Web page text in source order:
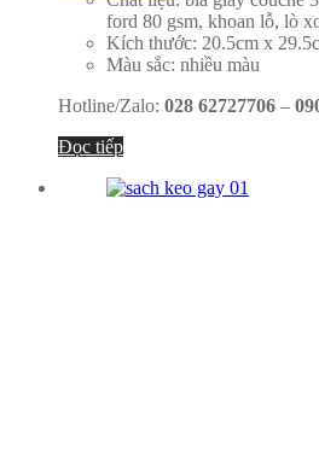
ford 80 gsm, khoan lỗ, lò
Kích thước: 20.5cm x
Màu sắc: nhiều màu
Hotline/Zalo: 028 62727706 –
Đọc tiếp